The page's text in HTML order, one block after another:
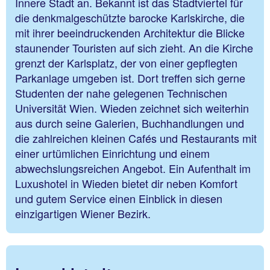
die denkmalgeschützte barocke Karlskirche, die
mit ihrer beeindruckenden Architektur die Blicke
staunender Touristen auf sich zieht. An die Kirche
grenzt der Karlsplatz, der von einer gepflegten
Parkanlage umgeben ist. Dort treffen sich gerne
Studenten der nahe gelegenen Technischen
Universität Wien. Wieden zeichnet sich weiterhin
aus durch seine Galerien, Buchhandlungen und
die zahlreichen kleinen Cafés und Restaurants mit
einer urtümlichen Einrichtung und einem
abwechslungsreichen Angebot. Ein Aufenthalt im
Luxushotel in Wieden bietet dir neben Komfort
und gutem Service einen Einblick in diesen
einzigartigen Wiener Bezirk.